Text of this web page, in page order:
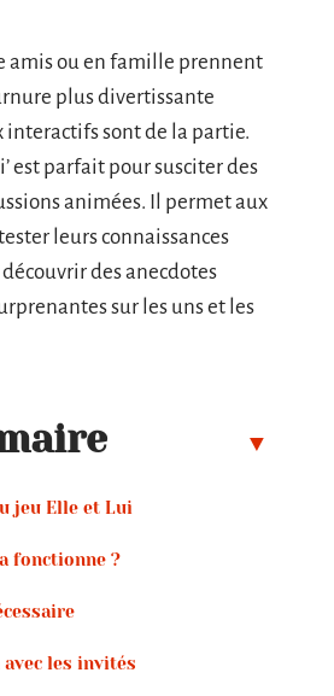
amis ou en famille prennent
plus divertissante
interactifs sont de la partie.
est parfait pour susciter des
animées. Il permet aux
leurs connaissances
des anecdotes
sur les uns et les
jeu Elle et Lui
fonctionne ?
les invités